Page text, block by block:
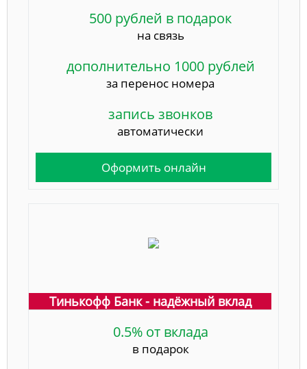
500 рублей в подарок
на связь
дополнительно 1000 рублей
за перенос номера
запись звонков
автоматически
Оформить онлайн
Тинькофф Банк - надёжный вклад
0.5% от вклада
в подарок